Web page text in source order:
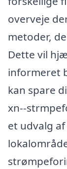
overveje
metoder,
Dette vil
informeret
kan spare
xn--
et udvalg